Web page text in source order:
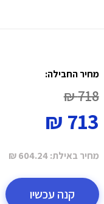
מחיר החבילה:
718 ₪
713 ₪
מחיר באילת: 604.24 ₪
קנה עכשיו